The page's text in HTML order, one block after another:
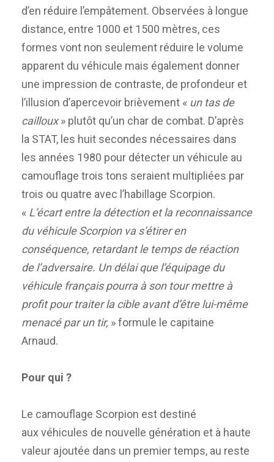
d’en réduire l’empâtement. Observées à longue
distance, entre 1000 et 1500 mètres, ces
formes vont non seulement réduire le volume
apparent du véhicule mais également donner
une impression de contraste, de profondeur et
l’illusion d’apercevoir brièvement « un tas de
cailloux» plutôt qu’un char de combat. D’après
la STAT, les huit secondes nécessaires dans
les années 1980 pour détecter un véhicule au
camouflage trois tons seraient multipliées par
trois ou quatre avec l’habillage Scorpion.
« L’écart entre la détection et la reconnaissance
du véhicule Scorpion va s’étirer en
conséquence, retardant le temps de réaction
de l’adversaire. Un délai que l’équipage du
véhicule français pourra à son tour mettre à
profit pour traiter la cible avant d’être lui-même
menacé par un tir, » formule le capitaine
Arnaud.
Pour qui ?
Le camouflage Scorpion est destiné
aux véhicules de nouvelle génération et à haute
valeur ajoutée dans un premier temps, au reste